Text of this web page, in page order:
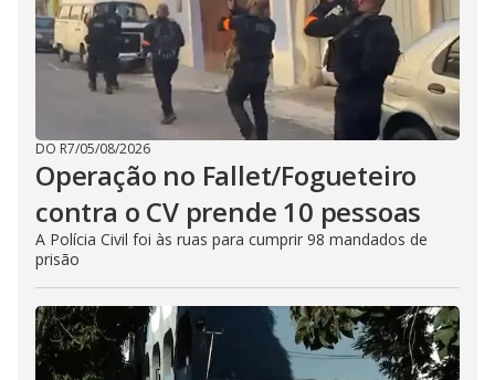
DO R7/05/08/2026
Operação no Fallet/Fogueteiro
contra o CV prende 10 pessoas
A Polícia Civil foi às ruas para cumprir 98 mandados de
prisão